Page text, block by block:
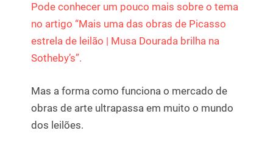
Pode conhecer um pouco mais sobre o tema
no artigo “Mais uma das obras de Picasso
estrela de leilão | Musa Dourada brilha na
Sotheby’s”.
Mas a forma como funciona o mercado de
obras de arte ultrapassa em muito o mundo
dos leilões.